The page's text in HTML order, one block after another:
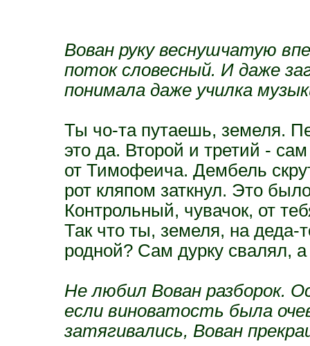
Вован руку веснушчатую
поток словесный. И даже
понимала даже училка
Ты чо-та путаешь, земеля.
это да. Второй и третий -
от Тимофеича. Дембель
рот кляпом заткнул. Это
Контрольный, чувачок, от
Так что ты, земеля, на деда-
родной? Сам дурку свалял,
Не любил Вован разборок.
если виноватость была
затягивались, Вован